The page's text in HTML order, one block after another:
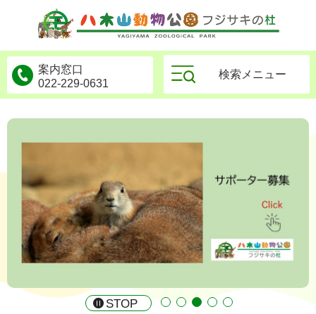
公園フジサキの杜
案内窓口
022-229-0631
検索メニュー
STOP